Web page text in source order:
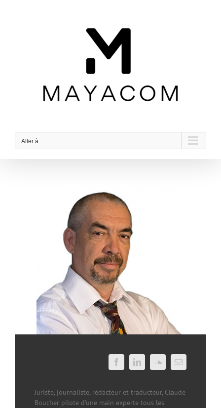
Aller à...
Juriste, journaliste, rédacteur et traducteur, Claude
Boucher pilote d’une main experte tous les